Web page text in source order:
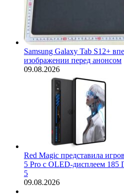
Samsung Galaxy Tab S12+
изображении перед анонсом
09.08.2026
Red Magic представила
5 Pro с OLED-дисплеем 185
5
09.08.2026